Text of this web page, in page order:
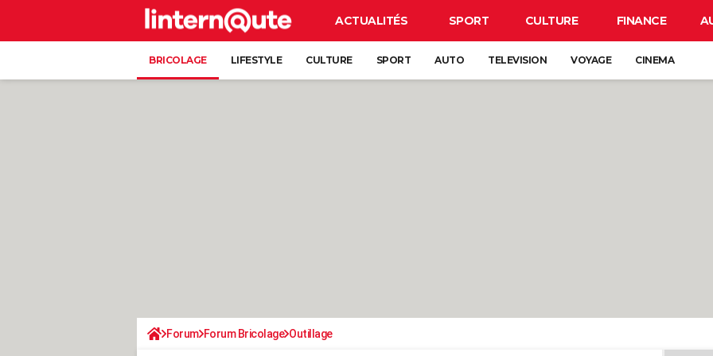
ACTUALITÉS SPORT CULTURE FINANCE
BRICOLAGE LIFESTYLE CULTURE SPORT AUTO TELEVISION VOYAGE CINEMA
Forum Forum Bricolage Outillage